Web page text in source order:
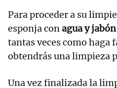
Para proceder a su
esponja conagua y jabón
tantas veces como haga
obtendrás una limpieza
Una vez finalizada la